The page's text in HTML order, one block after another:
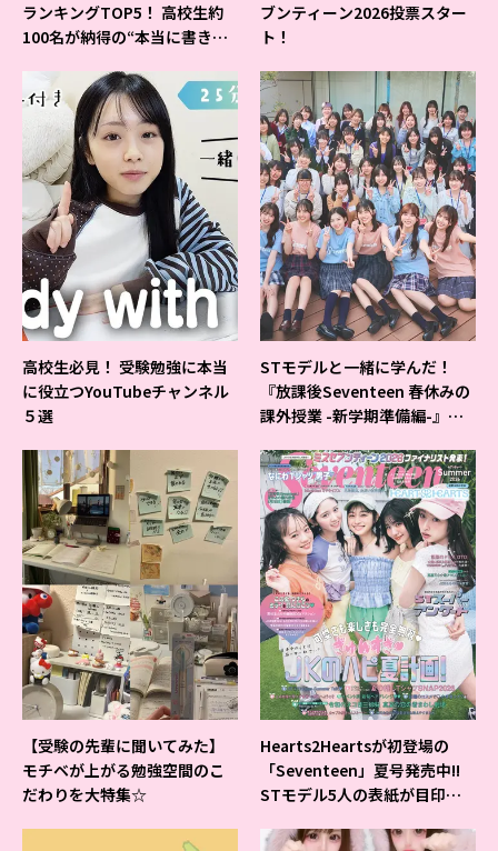
ランキングTOP5！ 高校生約
100名が納得の“本当に書きや
ブンティーン2026投票スター
ト！
高校生必見！ 受験勉強に本当
に役立つYouTubeチャンネル
５選
STモデルと一緒に学んだ！
『放課後Seventeen 春休みの
課外授業 -新学期準備編-』イ
【受験の先輩に聞いてみた】
モチベが上がる勉強空間のこ
だわりを大特集☆
Hearts2Heartsが初登場の
「Seventeen」夏号発売中!!
STモデル5人の表紙が目印だ